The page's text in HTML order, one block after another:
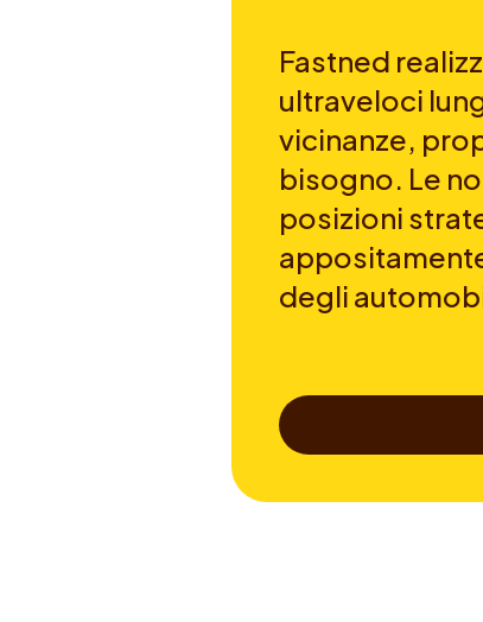
Fastned
ultraveloci
vicinanze,
bisogno. Le
posizioni
degli